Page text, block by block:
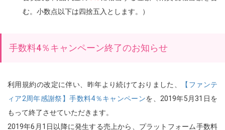
む。小数点以下は四捨五入とします。）
手数料4％キャンペーン終了のお知らせ
利用規約の改定に伴い、昨年より続けておりました、
【ファンテ
ィア2周年感謝祭】手数料4％キャンペーンを、2019年5月31日を
もって終了させていただきます。
2019年6月1日以降に発生する売上から、プラットフォーム手数料